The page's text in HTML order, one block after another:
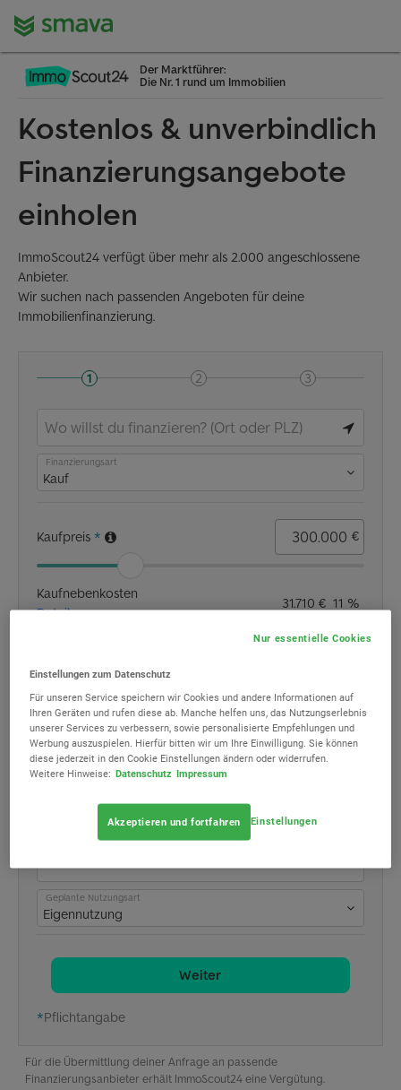
Einstellungen zum Datenschutz
Für unseren Service speichern wir Cookies und andere Informationen auf
Ihren Geräten und rufen diese ab. Manche helfen uns, das Nutzungserlebnis
unserer Services zu verbessern, sowie personalisierte Empfehlungen und
Werbung auszuspielen. Hierfür bitten wir um Ihre Einwilligung. Sie können
diese jederzeit in den Cookie Einstellungen ändern oder widerrufen.
Weitere Hinweise: Datenschutz Impressum
Einstellungen
Nur essentielle Cookies
Akzeptieren und fortfahren